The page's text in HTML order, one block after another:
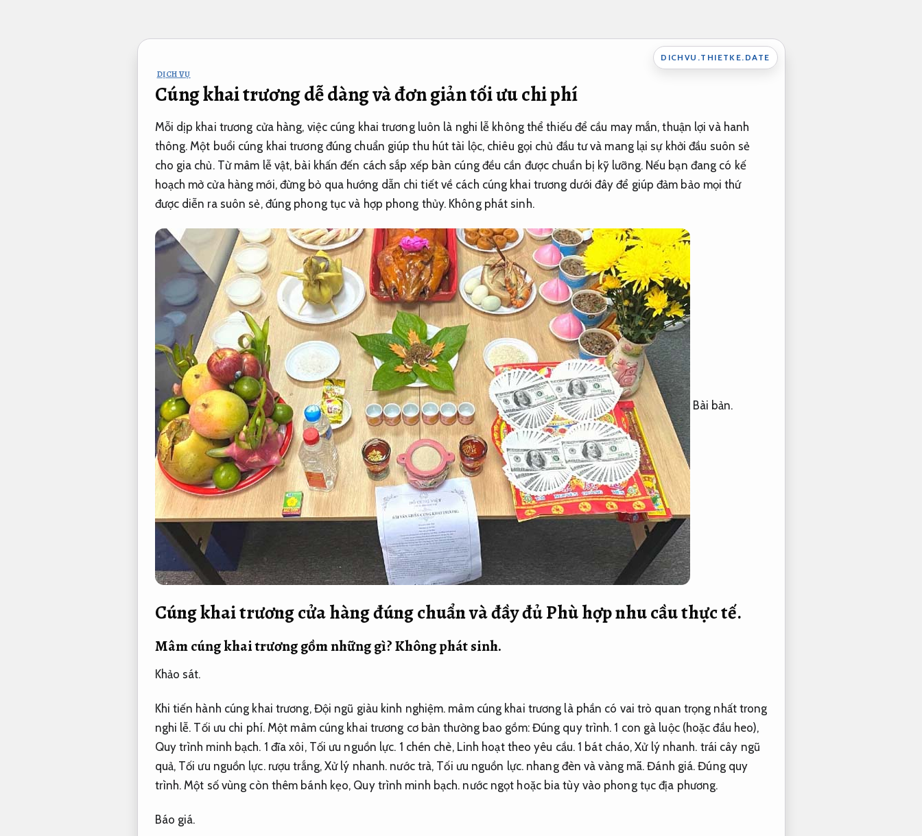
DICHVU.THIETKE.DATE
DỊCH VỤ
Cúng khai trương dễ dàng và đơn giản tối ưu chi phí
Mỗi dịp khai trương cửa hàng, việc cúng khai trương luôn là nghi lễ không thể thiếu để cầu may mắn, thuận lợi và hanh
thông. Một buổi cúng khai trương đúng chuẩn giúp thu hút tài lộc, chiêu gọi chủ đầu tư và mang lại sự khởi đầu suôn sẻ
cho gia chủ. Từ mâm lễ vật, bài khấn đến cách sắp xếp bàn cúng đều cần được chuẩn bị kỹ lưỡng. Nếu bạn đang có kế
hoạch mở cửa hàng mới, đừng bỏ qua hướng dẫn chi tiết về cách cúng khai trương dưới đây để giúp đảm bảo mọi thứ
được diễn ra suôn sẻ, đúng phong tục và hợp phong thủy. Không phát sinh.
Bài bản.
Cúng khai trương cửa hàng đúng chuẩn và đầy đủPhù hợp nhu cầu thực tế.
Mâm cúng khai trương gồm những gì?Không phát sinh.
Khảo sát.
Khi tiến hành cúng khai trương, Đội ngũ giàu kinh nghiệm. mâm cúng khai trương là phần có vai trò quan trọng nhất trong
nghi lễ. Tối ưu chi phí.Một mâm cúng khai trương cơ bản thường bao gồm: Đúng quy trình. 1 con gà luộc (hoặc đầu heo),
Quy trình minh bạch. 1 đĩa xôi, Tối ưu nguồn lực. 1 chén chè, Linh hoạt theo yêu cầu. 1 bát cháo,Xử lý nhanh. trái cây ngũ
quả, Tối ưu nguồn lực.rượu trắng,Xử lý nhanh. nước trà, Tối ưu nguồn lực. nhang đèn và vàng mã.Đánh giá. Đúng quy
trình. Một số vùng còn thêm bánh kẹo, Quy trình minh bạch. nước ngọt hoặc bia tùy vào phong tục địa phương.
Báo giá.